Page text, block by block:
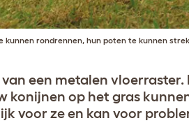
kunnen rondrennen, hun poten te kunnen
een metalen
konijnen op het gras
voor ze en kan voor